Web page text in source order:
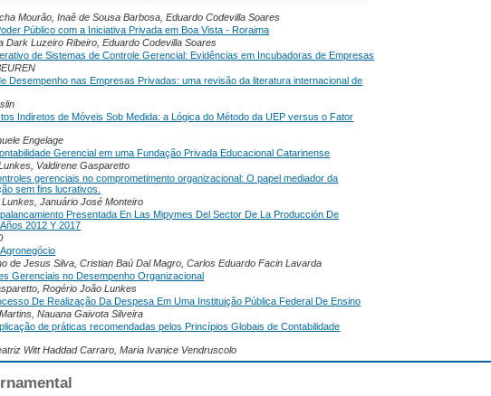
Mourão, Inaê de Sousa Barbosa, Eduardo Codevilla Soares
Público com a Iniciativa Privada em Boa Vista - Roraima
Dark Luzeiro Ribeiro, Eduardo Codevilla Soares
de Sistemas de Controle Gerencial: Evidências em Incubadoras de Empresas
Desempenho nas Empresas Privadas: uma revisão da literatura internacional de
Indiretos de Móveis Sob Medida: a Lógica do Método da UEP versus o Fator
Engelage
Gerencial em uma Fundação Privada Educacional Catarinense
Valdirene Gasparetto
gerenciais no comprometimento organizacional: O papel mediador da
sem fins lucrativos.
Januário José Monteiro
Presentada En Las Mipymes Del Sector De La Producción De
2012 Y 2017
de Jesus Silva, Cristian Baú Dal Magro, Carlos Eduardo Facin Lavarda
Gerenciais no Desempenho Organizacional
Rogério João Lunkes
De Realização Da Despesa Em Uma Instituição Pública Federal De Ensino
Nauana Gaivota Silveira
de práticas recomendadas pelos Princípios Globais de Contabilidade
Witt Haddad Carraro, Maria Ivanice Vendruscolo